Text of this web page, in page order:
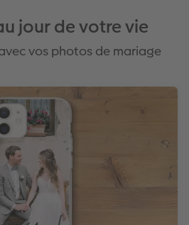
jour de votre vie
vos photos de mariage